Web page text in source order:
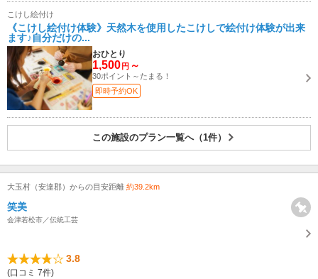
こけし絵付け
《こけし絵付け体験》天然木を使用したこけしで絵付け体験が出来
ます♪自分だけの...
おひとり
1,500 円 ～
30ポイント～たまる！
即時予約OK
この施設のプラン一覧へ（1件）
大玉村（安達郡）からの目安距離 約39.2km
笑美
会津若松市／伝統工芸
3.8
(口コミ 7件)